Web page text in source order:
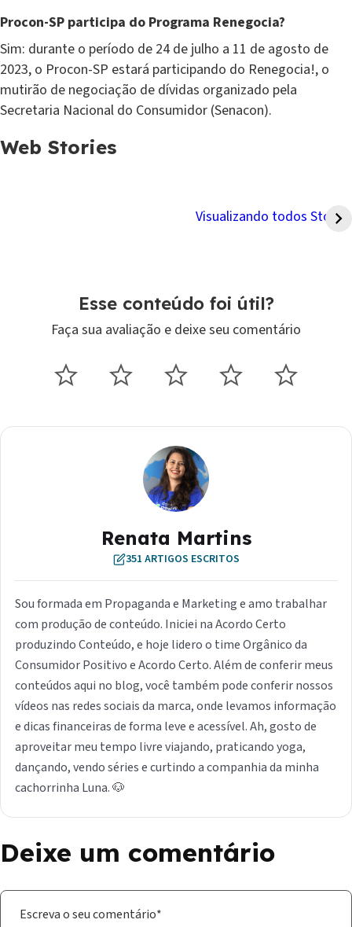
Procon-SP participa do Programa Renegocia?
Sim: durante o período de 24 de julho a 11 de agosto de
2023, o Procon-SP estará participando do Renegocia!, o
mutirão de negociação de dívidas organizado pela
Secretaria Nacional do Consumidor (Senacon).
Web Stories
Visualizando todos Stories
Desenrola Brasil?
Esse conteúdo foi útil?
Renata Martins
351 ARTIGOS ESCRITOS
Sou formada em Propaganda e Marketing e amo trabalhar
com produção de conteúdo. Iniciei na Acordo Certo
produzindo Conteúdo, e hoje lidero o time Orgânico da
Consumidor Positivo e Acordo Certo. Além de conferir meus
conteúdos aqui no blog, você também pode conferir nossos
vídeos nas redes sociais da marca, onde levamos informação
e dicas financeiras de forma leve e acessível. Ah, gosto de
aproveitar meu tempo livre viajando, praticando yoga,
dançando, vendo séries e curtindo a companhia da minha
cachorrinha Luna. 🐶
Deixe um comentário